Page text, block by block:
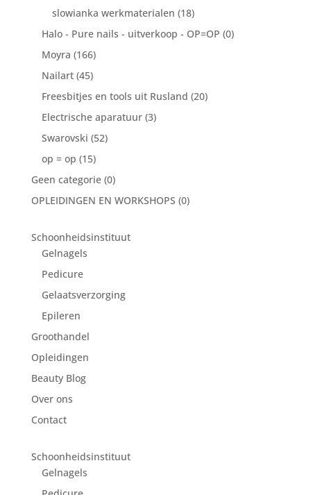
slowianka werkmaterialen (18)
Halo - Pure nails - uitverkoop - OP=OP (0)
Moyra (166)
Nailart (45)
Freesbitjes en tools uit Rusland (20)
Electrische aparatuur (3)
Swarovski (52)
op = op (15)
Geen categorie (0)
OPLEIDINGEN EN WORKSHOPS (0)
Schoonheidsinstituut
Gelnagels
Pedicure
Gelaatsverzorging
Epileren
Groothandel
Opleidingen
Beauty Blog
Over ons
Contact
Schoonheidsinstituut
Gelnagels